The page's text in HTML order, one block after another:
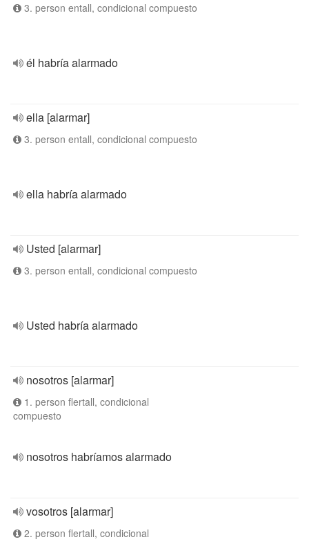
3. person entall, condicional compuesto
él habría alarmado
ella [alarmar]
3. person entall, condicional compuesto
ella habría alarmado
Usted [alarmar]
3. person entall, condicional compuesto
Usted habría alarmado
nosotros [alarmar]
1. person flertall, condicional
compuesto
nosotros habríamos alarmado
vosotros [alarmar]
2. person flertall, condicional